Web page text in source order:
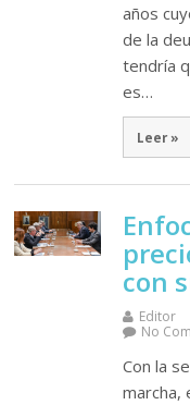
años
de la
tendría
es…
Leer »
con
Editor
No
Con la
marcha,